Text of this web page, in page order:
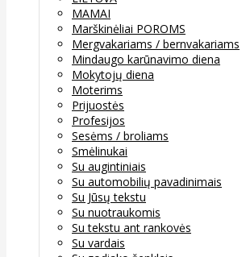
MAMAI
Marškinėliai POROMS
Mergvakariams / bernvakariams
Mindaugo karūnavimo diena
Mokytojų diena
Moterims
Prijuostės
Profesijos
Sesėms / broliams
Smėlinukai
Su augintiniais
Su automobilių pavadinimais
Su Jūsų tekstu
Su nuotraukomis
Su tekstu ant rankovės
Su vardais